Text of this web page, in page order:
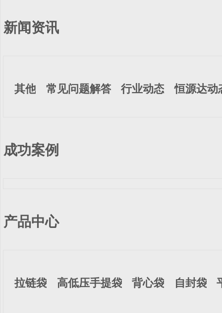
新闻资讯
其他 常见问题解答 行业动态 恒源达动
成功案例
产品中心
拉链袋 高低压手提袋 背心袋 自封袋